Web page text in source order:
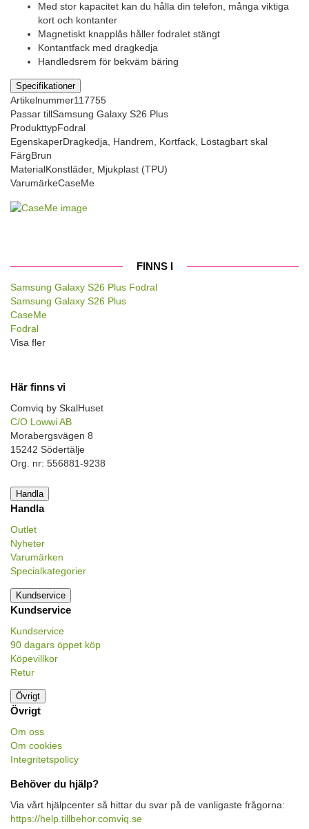
Med stor kapacitet kan du hålla din telefon, många viktiga
kort och kontanter
Magnetiskt knapplås håller fodralet stängt
Kontantfack med dragkedja
Handledsrem för bekväm bäring
Specifikationer
Artikelnummer117755
Passar tillSamsung Galaxy S26 Plus
ProdukttypFodral
EgenskaperDragkedja, Handrem, Kortfack, Löstagbart skal
FärgBrun
MaterialKonstläder, Mjukplast (TPU)
VarumärkeCaseMe
FINNS I
Samsung Galaxy S26 Plus Fodral
Samsung Galaxy S26 Plus
CaseMe
Fodral
Visa fler
Här finns vi
Comviq by SkalHuset
C/O Lowwi AB
Morabergsvägen 8
15242 Södertälje
Org. nr: 556881-9238
Handla
Handla
Outlet
Nyheter
Varumärken
Specialkategorier
Kundservice
Kundservice
Kundservice
90 dagars öppet köp
Köpevillkor
Retur
Övrigt
Övrigt
Om oss
Om cookies
Integritetspolicy
Behöver du hjälp?
Via vårt hjälpcenter så hittar du svar på de vanligaste frågorna:
https://help.tillbehor.comviq.se